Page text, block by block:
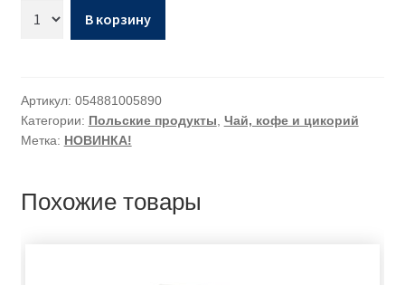
В корзину
Артикул: 054881005890
Категории: Польские продукты, Чай, кофе и цикорий
Метка: НОВИНКА!
Похожие товары